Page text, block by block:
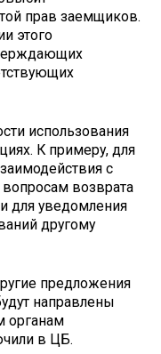
прав заемщиков.
этого
использования
К примеру, для
с
возврата
для уведомления
другому
предложения
направлены
органам
в ЦБ.